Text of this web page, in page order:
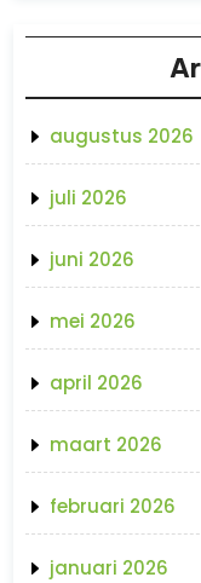
augustus 2026
juli 2026
juni 2026
mei 2026
april 2026
maart 2026
februari 2026
januari 2026